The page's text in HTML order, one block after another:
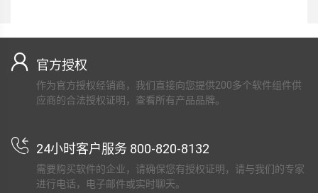
官方授权
作为官方授权经销商，我们直接向您提供200多个软件组件供
应商的合法授权证明，查看所有产品品牌。
24小时客户服务 800-820-8132
需要购买软件的企业，请确保您有授权证明，请与我们的专家
进行电话，电子邮件或实时聊天。